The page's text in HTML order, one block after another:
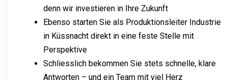
denn wir investieren in Ihre Zukunft
Ebenso starten Sie als Produktionsleiter Industrie
in Küssnacht direkt in eine feste Stelle mit
Perspektive
Schliesslich bekommen Sie stets schnelle, klare
Antworten – und ein Team mit viel Herz